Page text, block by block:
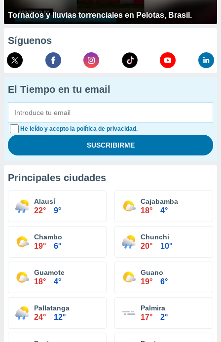
Tornados y lluvias torrenciales en Pelotas, Brasil.
Síguenos
El Tiempo en tu email
He leído y acepto la política de privacidad.
Principales ciudades
Alausí
22° 9°
Cajabamba
18° 4°
Chambo
19° 6°
Chunchi
20° 10°
Guamote
18° 4°
Guano
19° 6°
Pallatanga
24° 12°
Palmira
17° 2°